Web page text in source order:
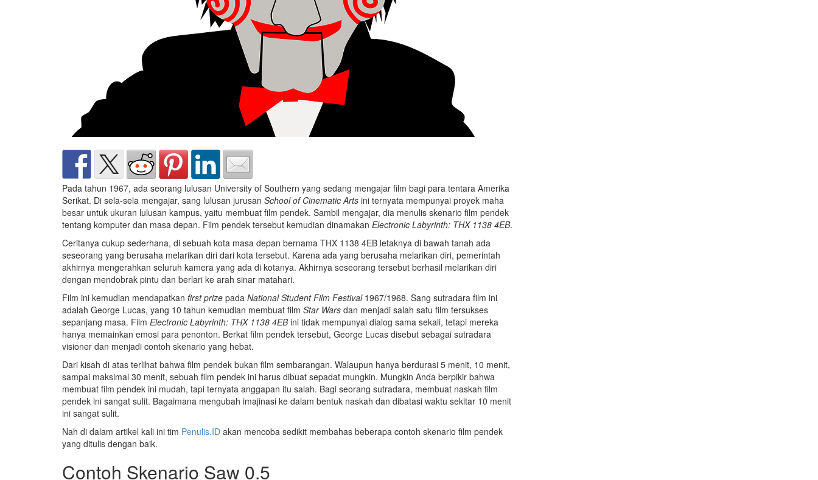
Pada tahun 1967, ada seorang lulusan University of Southern yang sedang mengajar film bagi para tentara Amerika
Serikat. Di sela-sela mengajar, sang lulusan jurusan School of Cinematic Arts ini ternyata mempunyai proyek maha
besar untuk ukuran lulusan kampus, yaitu membuat film pendek. Sambil mengajar, dia menulis skenario film pendek
tentang komputer dan masa depan. Film pendek tersebut kemudian dinamakan Electronic Labyrinth: THX 1138 4EB.
Ceritanya cukup sederhana, di sebuah kota masa depan bernama THX 1138 4EB letaknya di bawah tanah ada
seseorang yang berusaha melarikan diri dari kota tersebut. Karena ada yang berusaha melarikan diri, pemerintah
akhirnya mengerahkan seluruh kamera yang ada di kotanya. Akhirnya seseorang tersebut berhasil melarikan diri
dengan mendobrak pintu dan berlari ke arah sinar matahari.
Film ini kemudian mendapatkan first prize pada National Student Film Festival1967/1968. Sang sutradara film ini
adalah George Lucas, yang 10 tahun kemudian membuat film Star Wars dan menjadi salah satu film tersukses
sepanjang masa. Film Electronic Labyrinth: THX 1138 4EBini tidak mempunyai dialog sama sekali, tetapi mereka
hanya memainkan emosi para penonton. Berkat film pendek tersebut, George Lucas disebut sebagai sutradara
visioner dan menjadi contoh skenario yang hebat.
Dari kisah di atas terlihat bahwa film pendek bukan film sembarangan. Walaupun hanya berdurasi 5 menit, 10 menit,
sampai maksimal 30 menit, sebuah film pendek ini harus dibuat sepadat mungkin. Mungkin Anda berpikir bahwa
membuat film pendek ini mudah, tapi ternyata anggapan itu salah. Bagi seorang sutradara, membuat naskah film
pendek ini sangat sulit. Bagaimana mengubah imajinasi ke dalam bentuk naskah dan dibatasi waktu sekitar 10 menit
ini sangat sulit.
Nah di dalam artikel kali ini tim Penulis.ID akan mencoba sedikit membahas beberapa contoh skenario film pendek
yang ditulis dengan baik.
Contoh Skenario Saw 0.5